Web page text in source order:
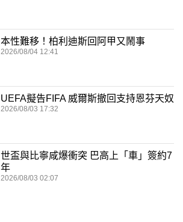
本性難移！柏利迪斯回阿甲又鬧事
2026/08/04 12:41
UEFA擬告FIFA 威爾斯撤回支持恩芬天奴
2026/08/03 17:32
世盃與比寧咸爆衝突 巴高上「車」簽約7
年
2026/08/03 02:07